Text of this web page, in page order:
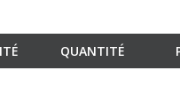
QUANTITÉ